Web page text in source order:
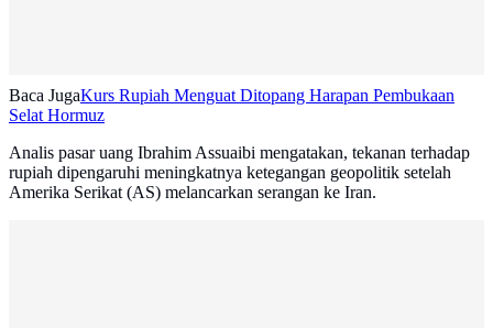
Baca JugaKurs Rupiah Menguat Ditopang Harapan Pembukaan
Selat Hormuz
Analis pasar uang Ibrahim Assuaibi mengatakan, tekanan terhadap
rupiah dipengaruhi meningkatnya ketegangan geopolitik setelah
Amerika Serikat (AS) melancarkan serangan ke Iran.